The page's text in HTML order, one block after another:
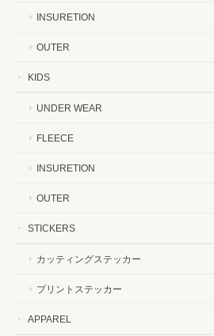
INSURETION
OUTER
KIDS
UNDER WEAR
FLEECE
INSURETION
OUTER
STICKERS
カッティングステッカー
プリントステッカー
APPAREL